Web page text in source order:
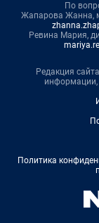
По
Жапарова Жанна,
Ревина Мария,
Редакция
информации,
Политика